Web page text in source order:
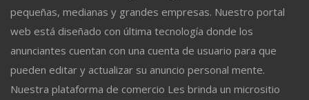
pequeñas, medianas y grandes empresas. Nuestro portal
web está diseñado con última tecnología donde los
anunciantes cuentan con una cuenta de usuario para que
pueden editar y actualizar su anuncio personal mente.
Nuestra plataforma de comercio Les brinda un micrositio